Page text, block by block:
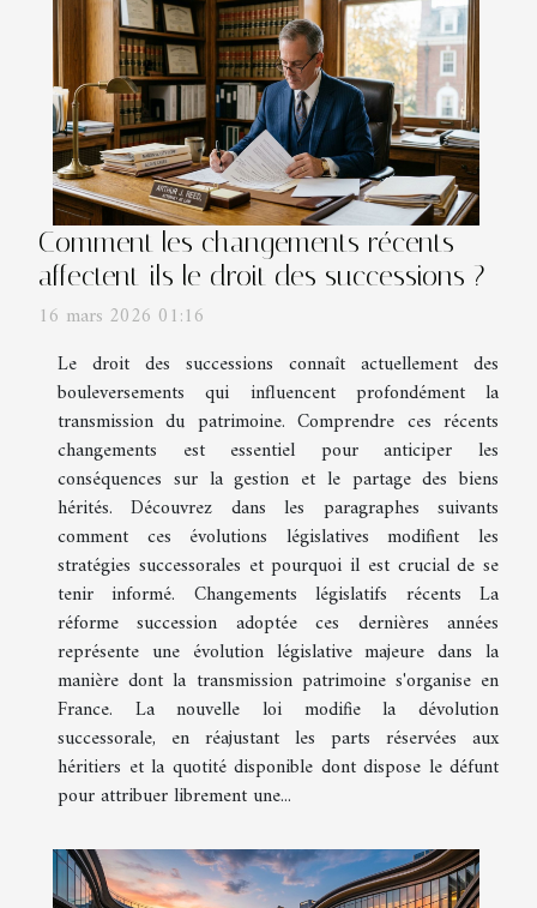
Comment les changements récents
affectent-ils le droit des successions ?
16 mars 2026 01:16
Le droit des successions connaît actuellement des
bouleversements qui influencent profondément la
transmission du patrimoine. Comprendre ces récents
changements est essentiel pour anticiper les
conséquences sur la gestion et le partage des biens
hérités. Découvrez dans les paragraphes suivants
comment ces évolutions législatives modifient les
stratégies successorales et pourquoi il est crucial de se
tenir informé. Changements législatifs récents La
réforme succession adoptée ces dernières années
représente une évolution législative majeure dans la
manière dont la transmission patrimoine s'organise en
France. La nouvelle loi modifie la dévolution
successorale, en réajustant les parts réservées aux
héritiers et la quotité disponible dont dispose le défunt
pour attribuer librement une...